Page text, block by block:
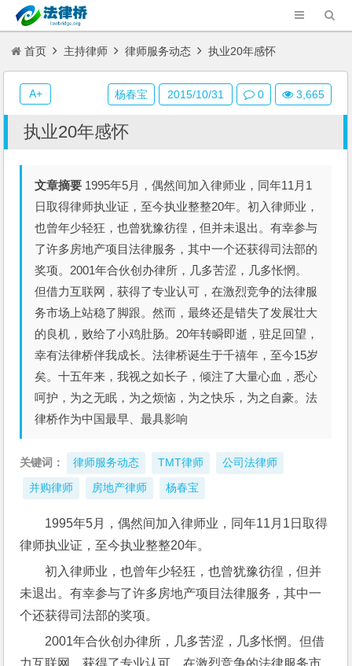
首页 主持律师 律师服务动态 执业20年感怀
执业20年感怀
文章摘要 1995年5月，偶然间加入律师业，同年11月1
日取得律师执业证，至今执业整整20年。初入律师业，
也曾年少轻狂，也曾犹豫彷徨，但并未退出。有幸参与
了许多房地产项目法律服务，其中一个还获得司法部的
奖项。2001年合伙创办律所，几多苦涩，几多怅惘。
但借力互联网，获得了专业认可，在激烈竞争的法律服
务市场上站稳了脚跟。然而，最终还是错失了发展壮大
的良机，败给了小鸡肚肠。20年转瞬即逝，驻足回望，
幸有法律桥伴我成长。法律桥诞生于千禧年，至今15岁
矣。十五年来，我视之如长子，倾注了大量心血，悉心
呵护，为之无眠，为之烦恼，为之快乐，为之自豪。法
律桥作为中国最早、最具影响
关键词： 律师服务动态 TMT律师 公司法律师
并购律师 房地产律师 杨春宝
1995年5月，偶然间加入律师业，同年11月1日取得
律师执业证，至今执业整整20年。
初入律师业，也曾年少轻狂，也曾犹豫彷徨，但并
未退出。有幸参与了许多房地产项目法律服务，其中一
个还获得司法部的奖项。
2001年合伙创办律所，几多苦涩，几多怅惘。但借
力互联网，获得了专业认可，在激烈竞争的法律服务市
杨春宝 2015/10/31 0 3,665
A+